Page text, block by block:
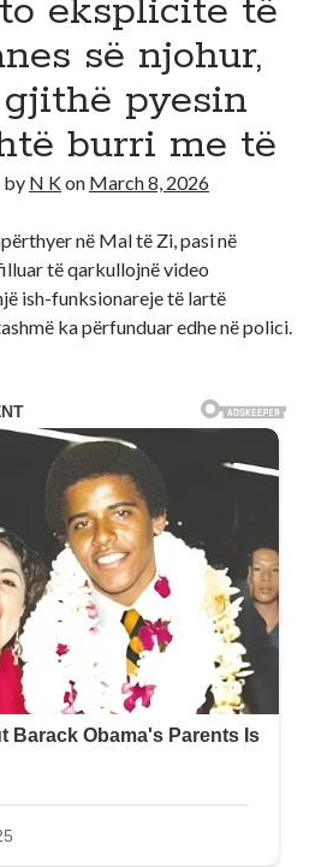
eksplicite të
së njohur,
pyesin
burri me të
by N Kon March 8, 2026
në Mal të Zi, pasi në
të qarkullojnë video
ish-funksionareje të lartë
ka përfunduar edhe në polici.